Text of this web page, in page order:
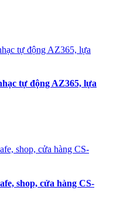
tự động AZ365, lựa
shop, cửa hàng CS-